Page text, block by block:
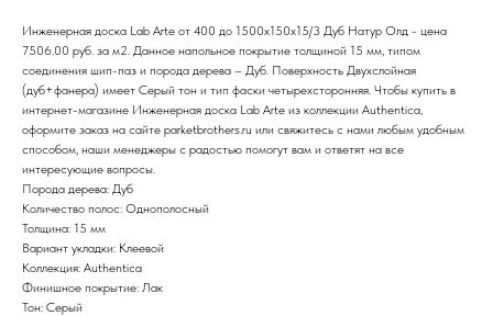
Инженерная доска Lab Arte от 400 до 1500х150х15/3 Дуб Натур Олд - цена
7506.00 руб. за м2. Данное напольное покрытие толщиной 15 мм, типом
соединения шип-паз и порода дерева – Дуб. Поверхность Двухслойная
(дуб+фанера) имеет Серый тон и тип фаски четырехсторонняя. Чтобы купить в
интернет-магазине Инженерная доска Lab Arte из коллекции Authentica,
оформите заказ на сайте parketbrothers.ru или свяжитесь с нами любым удобным
способом, наши менеджеры с радостью помогут вам и ответят на все
интересующие вопросы.
Порода дерева: Дуб
Количество полос: Однополосный
Толщина: 15 мм
Вариант укладки: Клеевой
Коллекция: Authentica
Финишное покрытие: Лак
Тон: Серый